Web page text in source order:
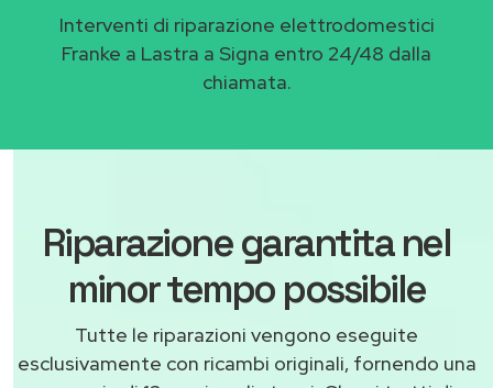
Interventi di riparazione elettrodomestici
Franke a Lastra a Signa entro 24/48 dalla
chiamata.
Riparazione garantita nel
minor tempo possibile
Tutte le riparazioni vengono eseguite
esclusivamente con ricambi originali, fornendo una